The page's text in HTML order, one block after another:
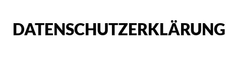
DATENSCHUTZERKLÄRUNG